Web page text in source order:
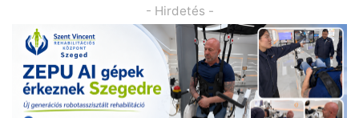
- Hirdetés -